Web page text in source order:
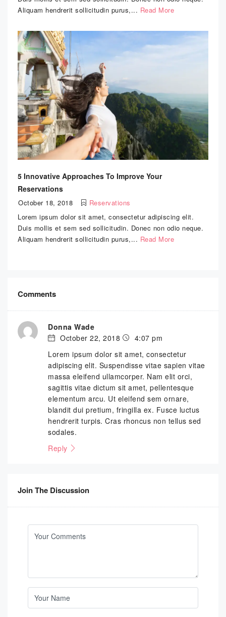
Aliquam hendrerit sollicitudin purus,... Read More
5 Innovative Approaches To Improve Your
Reservations
October 18, 2018
Reservations
Lorem ipsum dolor sit amet, consectetur adipiscing elit.
Duis mollis et sem sed sollicitudin. Donec non odio neque.
Aliquam hendrerit sollicitudin purus,... Read More
Comments
Donna Wade
October 22, 2018
4:07 pm
Lorem ipsum dolor sit amet, consectetur
adipiscing elit. Suspendisse vitae sapien vitae
massa eleifend ullamcorper. Nam elit orci,
sagittis vitae dictum sit amet, pellentesque
elementum arcu. Ut eleifend sem ornare,
blandit dui pretium, fringilla ex. Fusce luctus
hendrerit turpis. Cras rhoncus non tellus sed
sodales.
Reply
Join The Discussion